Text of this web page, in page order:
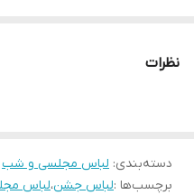
پارچه سفید نازکی روی لباس قرار
لطفا در ثبت سفارش سایز خود دقت
نظرات
دسته‌بندی: لباس مجلسی و شب
برچسب‌ها :لباس جشن،لباس